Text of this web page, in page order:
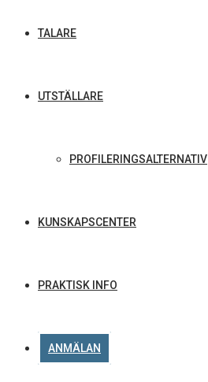
TALARE
UTSTÄLLARE
PROFILERINGSALTERNATIV
KUNSKAPSCENTER
PRAKTISK INFO
ANMÄLAN